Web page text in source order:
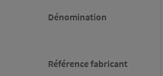
Dénomination
Référence fabricant